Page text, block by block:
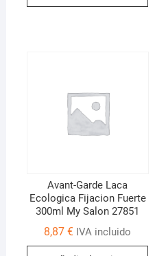
Avant-Garde Laca
Ecologica Fijacion Fuerte
300ml My Salon 27851
8,87€ IVA incluido